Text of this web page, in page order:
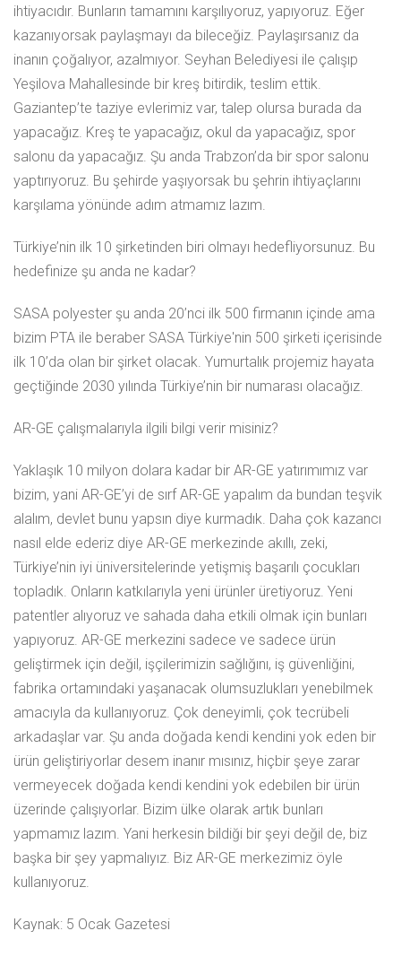
ihtiyacıdır. Bunların tamamını karşılıyoruz, yapıyoruz. Eğer
kazanıyorsak paylaşmayı da bileceğiz. Paylaşırsanız da
inanın çoğalıyor, azalmıyor. Seyhan Belediyesi ile çalışıp
Yeşilova Mahallesinde bir kreş bitirdik, teslim ettik.
Gaziantep’te taziye evlerimiz var, talep olursa burada da
yapacağız. Kreş te yapacağız, okul da yapacağız, spor
salonu da yapacağız. Şu anda Trabzon’da bir spor salonu
yaptırıyoruz. Bu şehirde yaşıyorsak bu şehrin ihtiyaçlarını
karşılama yönünde adım atmamız lazım.
Türkiye’nin ilk 10 şirketinden biri olmayı hedefliyorsunuz. Bu
hedefinize şu anda ne kadar?
SASA polyester şu anda 20’nci ilk 500 firmanın içinde ama
bizim PTA ile beraber SASA Türkiye'nin 500 şirketi içerisinde
ilk 10’da olan bir şirket olacak. Yumurtalık projemiz hayata
geçtiğinde 2030 yılında Türkiye’nin bir numarası olacağız.
AR-GE çalışmalarıyla ilgili bilgi verir misiniz?
Yaklaşık 10 milyon dolara kadar bir AR-GE yatırımımız var
bizim, yani AR-GE’yi de sırf AR-GE yapalım da bundan teşvik
alalım, devlet bunu yapsın diye kurmadık. Daha çok kazancı
nasıl elde ederiz diye AR-GE merkezinde akıllı, zeki,
Türkiye’nin iyi üniversitelerinde yetişmiş başarılı çocukları
topladık. Onların katkılarıyla yeni ürünler üretiyoruz. Yeni
patentler alıyoruz ve sahada daha etkili olmak için bunları
yapıyoruz. AR-GE merkezini sadece ve sadece ürün
geliştirmek için değil, işçilerimizin sağlığını, iş güvenliğini,
fabrika ortamındaki yaşanacak olumsuzlukları yenebilmek
amacıyla da kullanıyoruz. Çok deneyimli, çok tecrübeli
arkadaşlar var. Şu anda doğada kendi kendini yok eden bir
ürün geliştiriyorlar desem inanır mısınız, hiçbir şeye zarar
vermeyecek doğada kendi kendini yok edebilen bir ürün
üzerinde çalışıyorlar. Bizim ülke olarak artık bunları
yapmamız lazım. Yani herkesin bildiği bir şeyi değil de, biz
başka bir şey yapmalıyız. Biz AR-GE merkezimiz öyle
kullanıyoruz.
Kaynak: 5 Ocak Gazetesi